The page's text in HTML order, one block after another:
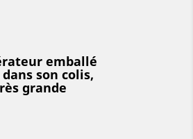
emballé
son colis,
grande